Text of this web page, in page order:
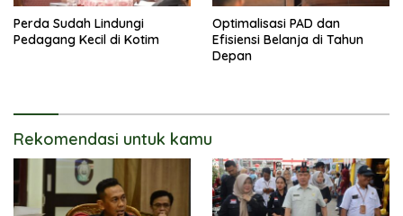
Perda Sudah Lindungi
Pedagang Kecil di Kotim
Optimalisasi PAD dan
Efisiensi Belanja di Tahun
Depan
Rekomendasi untuk kamu